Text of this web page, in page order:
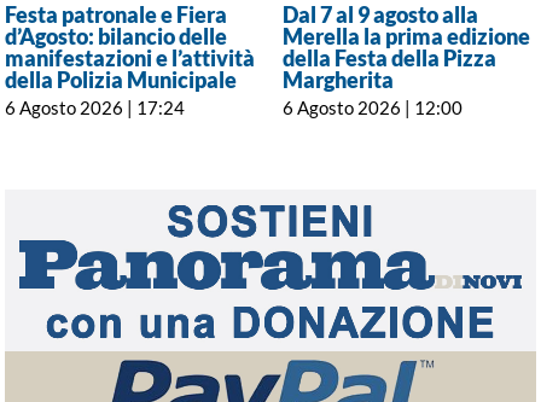
Festa patronale e Fiera
d’Agosto: bilancio delle
manifestazioni e l’attività
della Polizia Municipale
6 Agosto 2026 | 17:24
Dal 7 al 9 agosto alla
Merella la prima edizione
della Festa della Pizza
Margherita
6 Agosto 2026 | 12:00